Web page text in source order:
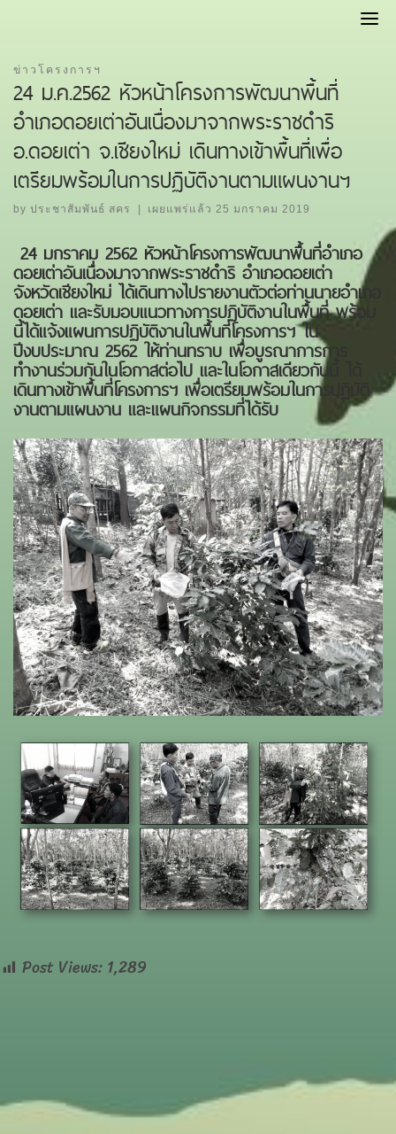
ข่าวโครงการฯ
24 ม.ค.2562 หัวหน้าโครงการพัฒนาพื้นที่
อำเภอดอยเต่าอันเนื่องมาจากพระราชดำริ
อ.ดอยเต่า จ.เชียงใหม่ เดินทางเข้าพื้นที่เพื่อ
เตรียมพร้อมในการปฏิบัติงานตามแผนงานฯ
by ประชาสัมพันธ์ สคร เผยแพร่แล้ว25 มกราคม 2019
24 มกราคม 2562 หัวหน้าโครงการพัฒนาพื้นที่อำเภอ
ดอยเต่าอันเนื่องมาจากพระราชดำริ อำเภอดอยเต่า
จังหวัดเชียงใหม่ ได้เดินทางไปรายงานตัวต่อท่านนายอำเภอ
ดอยเต่า และรับมอบแนวทางการปฏิบัติงานในพื้นที่ พร้อม
นี้ได้แจ้งแผนการปฏิบัติงานในพื้นที่โครงการฯ ใน
ปีงบประมาณ 2562ให้ท่านทราบ เพื่อบูรณาการการ
ทำงานร่วมกันในโอกาสต่อไป และในโอกาสเดียวกันนี้ ได้
เดินทางเข้าพื้นที่โครงการฯ เพื่อเตรียมพร้อมในการปฏิบัติ
งานตามแผนงาน และแผนกิจกรรมที่ได้รับ
Post Views:1,289